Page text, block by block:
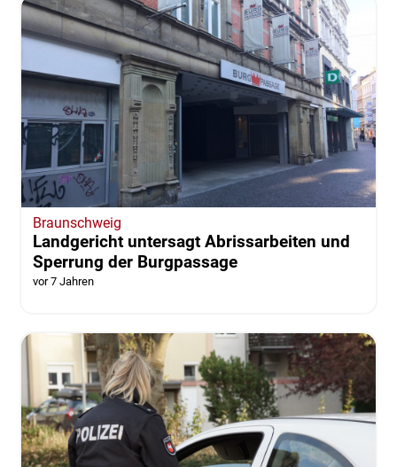
Braunschweig
Landgericht untersagt Abrissarbeiten und
Sperrung der Burgpassage
vor 7 Jahren